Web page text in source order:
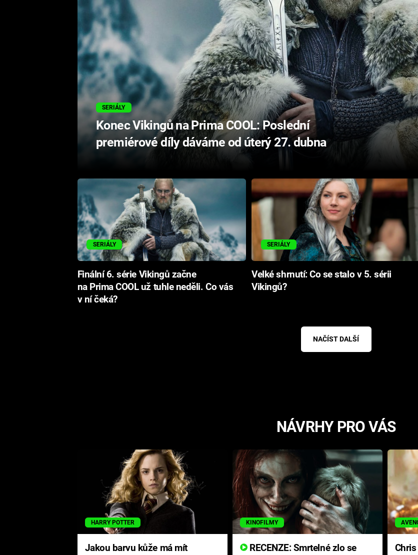
SERIÁLY
Konec Vikingů na Prima COOL: Poslední
premiérové díly dáváme od úterý 27. dubna
SERIÁLY
Finální 6. série Vikingů začne
na Prima COOL už tuhle neděli. Co vás
v ní čeká?
SERIÁLY
Velké shrnutí: Co se stalo v 5. sérii
Vikingů?
NAČÍST DALŠÍ
NÁVRHY PRO VÁS
HARRY POTTER
Jakou barvu kůže má mít
KINOFILMY
RECENZE: Smrtelné zlo se